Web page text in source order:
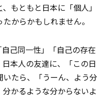
、もともと日本に「個人」
からかもしれません。
自己同一性」「自己の存在
本人の友達に、「この日
いたら、「うーん、よう分
かるような分からないよ